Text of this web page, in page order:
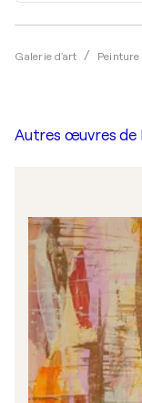
Galerie d'art Peinture
Autres œuvres de